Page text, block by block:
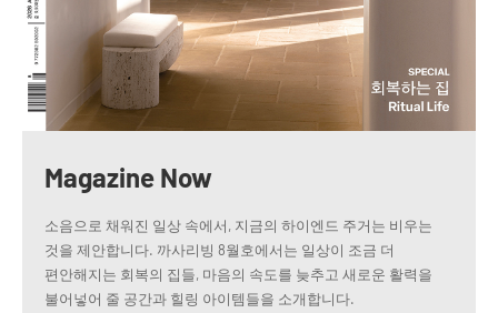
Magazine Now
소음으로 채워진 일상 속에서, 지금의 하이엔드 주거는 비우는
것을 제안합니다. 까사리빙 8월호에서는 일상이 조금 더
편안해지는 회복의 집들, 마음의 속도를 늦추고 새로운 활력을
불어넣어 줄 공간과 힐링 아이템들을 소개합니다.